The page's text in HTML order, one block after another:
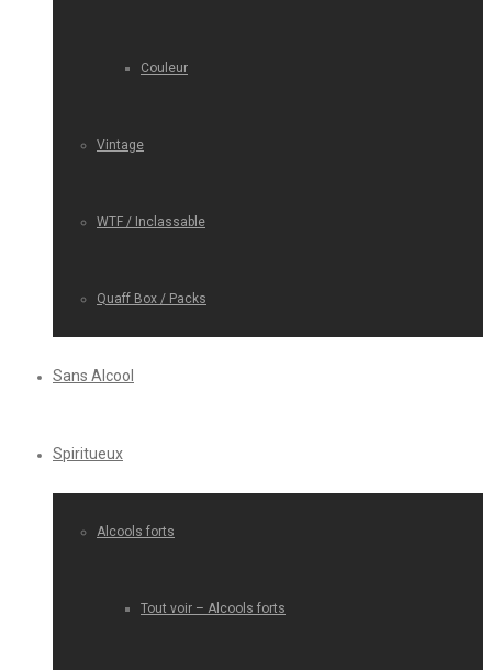
Couleur
Vintage
WTF / Inclassable
Quaff Box / Packs
Sans Alcool
Spiritueux
Alcools forts
Tout voir – Alcools forts